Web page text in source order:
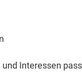
und Interessen